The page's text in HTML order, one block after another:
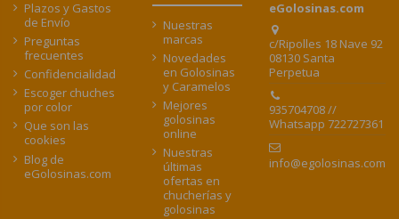
Plazos y Gastos
de Envío
Preguntas
frecuentes
Confidencialidad
Escoger chuches
por color
Que son las
cookies
Blog de
eGolosinas.com
Nuestras
marcas
Novedades
en Golosinas
y Caramelos
Mejores
golosinas
online
Nuestras
últimas
ofertas en
chucherías y
golosinas
eGolosinas.com
c/Ripolles 18 Nave 92
08130 Santa
Perpetua
935704708 //
Whatsapp 722727361
info@egolosinas.com